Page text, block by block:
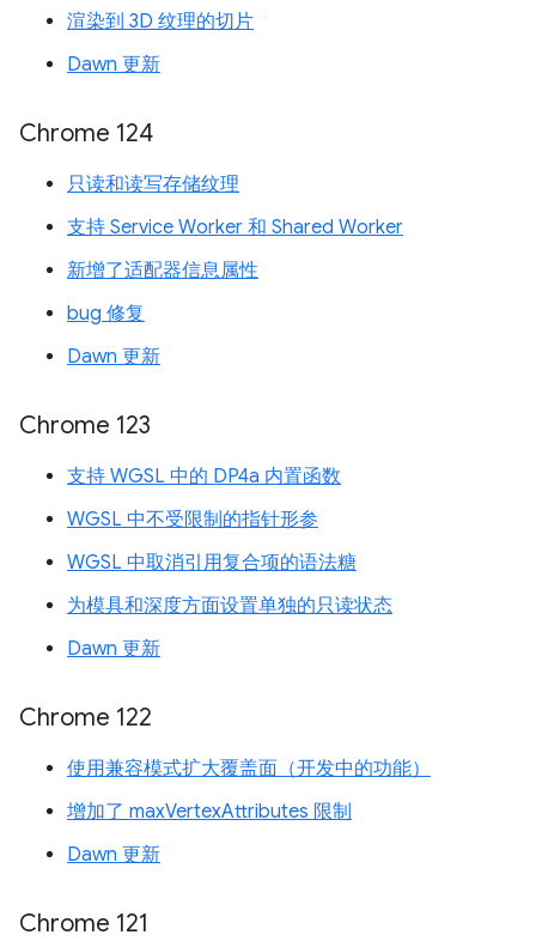
渲染到 3D 纹理的切片
Dawn 更新
Chrome 124
只读和读写存储纹理
支持 Service Worker 和 Shared Worker
新增了适配器信息属性
bug 修复
Dawn 更新
Chrome 123
支持 WGSL 中的 DP4a 内置函数
WGSL 中不受限制的指针形参
WGSL 中取消引用复合项的语法糖
为模具和深度方面设置单独的只读状态
Dawn 更新
Chrome 122
使用兼容模式扩大覆盖面（开发中的功能）
增加了 maxVertexAttributes 限制
Dawn 更新
Chrome 121